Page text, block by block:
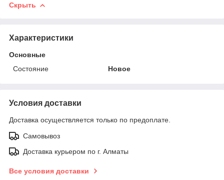
Скрыть
Характеристики
Основные
Состояние
Новое
Условия доставки
Доставка осуществляется только по предоплате.
Самовывоз
Доставка курьером по г. Алматы
Все условия доставки